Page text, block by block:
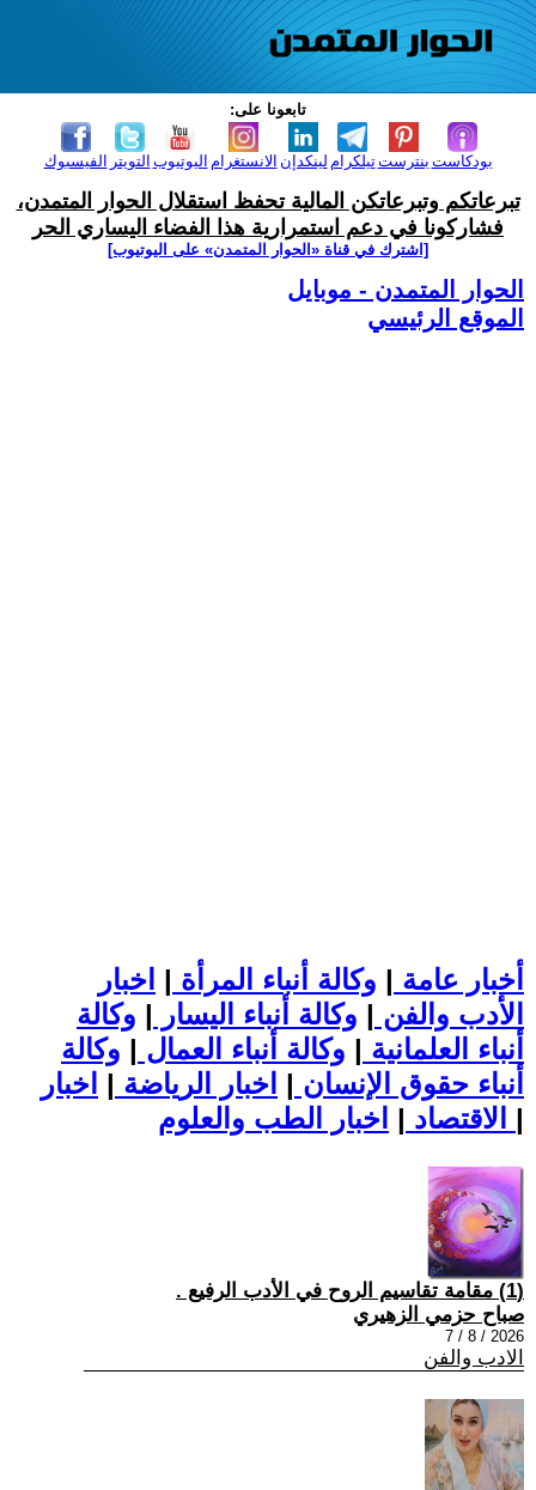
تابعونا على:
الفيسبوك التويتر اليوتيوب الانستغرام لينكدإن تيلكرامبنترست بودكاست
تبرعاتكم وتبرعاتكن المالية تحفظ استقلال الحوار المتمدن،
فشاركونا في دعم استمرارية هذا الفضاء اليساري الحر
[اشترك في قناة ‫«الحوار المتمدن» على اليوتيوب]
الحوار المتمدن - موبايل
الموقع الرئيسي
أخبار عامة | وكالة أنباء المرأة | اخبار
الأدب والفن | وكالة أنباء اليسار | وكالة
أنباء العلمانية | وكالة أنباء العمال | وكالة
أنباء حقوق الإنسان | اخبار الرياضة | اخبار
الاقتصاد | |
(1) مقامة تقاسيم الروح في الأدب الرفيع .
صباح حزمي الزهيري
2026 / 8 / 7
الادب والفن